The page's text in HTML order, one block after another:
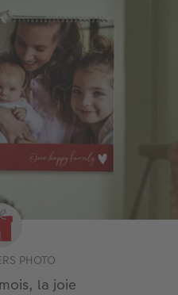
PHOTO
la joie